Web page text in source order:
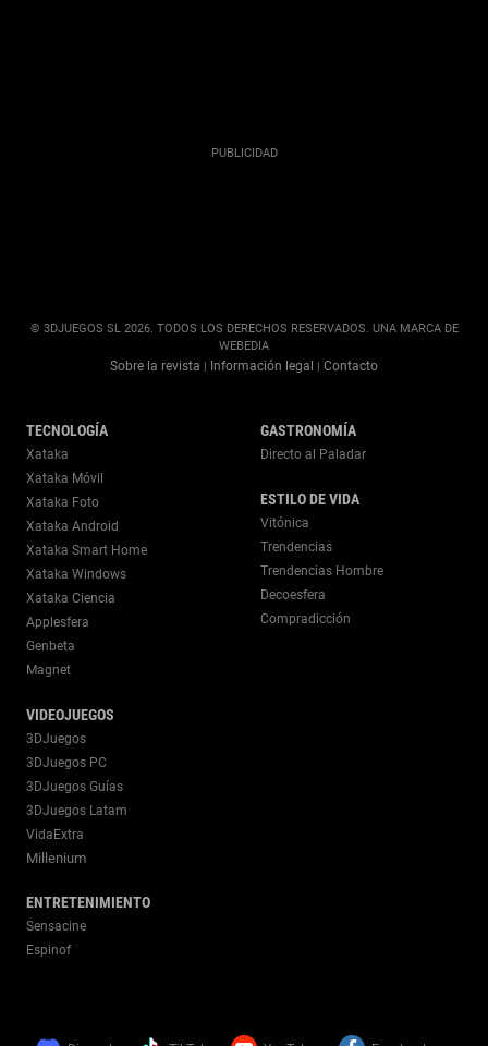
© 3DJUEGOS SL 2026. TODOS LOS DERECHOS RESERVADOS. UNA MARCA DE
WEBEDIA
Sobre la revista Información legal Contacto
TECNOLOGÍA
Xataka
Xataka Móvil
Xataka Foto
Xataka Android
Xataka Smart Home
Xataka Windows
Xataka Ciencia
Applesfera
Genbeta
Magnet
VIDEOJUEGOS
3DJuegos
3DJuegos PC
3DJuegos Guías
3DJuegos Latam
VidaExtra
Millenium
ENTRETENIMIENTO
Sensacine
Espinof
GASTRONOMÍA
Directo al Paladar
ESTILO DE VIDA
Vitónica
Trendencias
Trendencias Hombre
Decoesfera
Compradicción